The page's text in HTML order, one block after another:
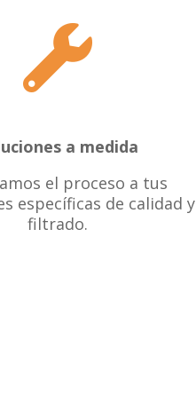

a medida
el proceso a tus
específicas de calidad y
filtrado.